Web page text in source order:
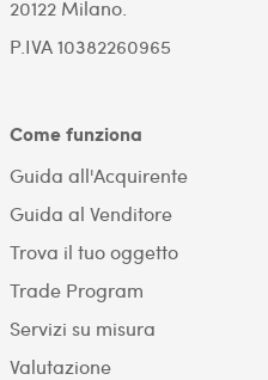
20122 Milano.
P.IVA 10382260965
Come funziona
Guida all'Acquirente
Guida al Venditore
Trova il tuo oggetto
Trade Program
Servizi su misura
Valutazione